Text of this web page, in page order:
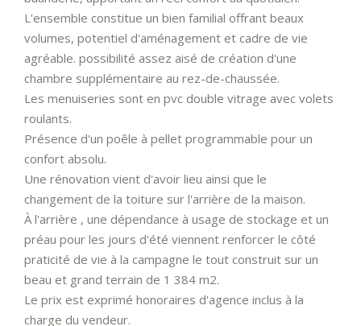
L'ensemble constitue un bien familial offrant beaux
volumes, potentiel d'aménagement et cadre de vie
agréable. possibilité assez aisé de création d'une
chambre supplémentaire au rez-de-chaussée.
Les menuiseries sont en pvc double vitrage avec volets
roulants.
Présence d'un poêle à pellet programmable pour un
confort absolu.
Une rénovation vient d'avoir lieu ainsi que le
changement de la toiture sur l'arrière de la maison.
À l'arrière , une dépendance à usage de stockage et un
préau pour les jours d'été viennent renforcer le côté
praticité de vie à la campagne le tout construit sur un
beau et grand terrain de 1 384 m2.
Le prix est exprimé honoraires d'agence inclus à la
charge du vendeur.